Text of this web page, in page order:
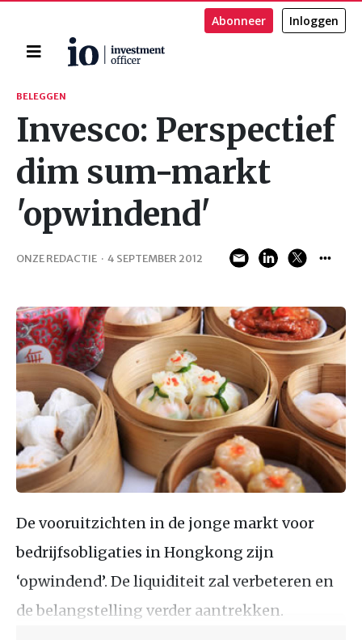
Home
Abonneer Inloggen
Zoeken
BELEGGEN
Invesco: Perspectief
dim sum-markt
'opwindend'
ONZE REDACTIE · 4 SEPTEMBER 2012
De vooruitzichten in de jonge markt voor
bedrijfsobligaties in Hongkong zijn
‘opwindend’. De liquiditeit zal verbeteren en
de belangstelling verder aantrekken.